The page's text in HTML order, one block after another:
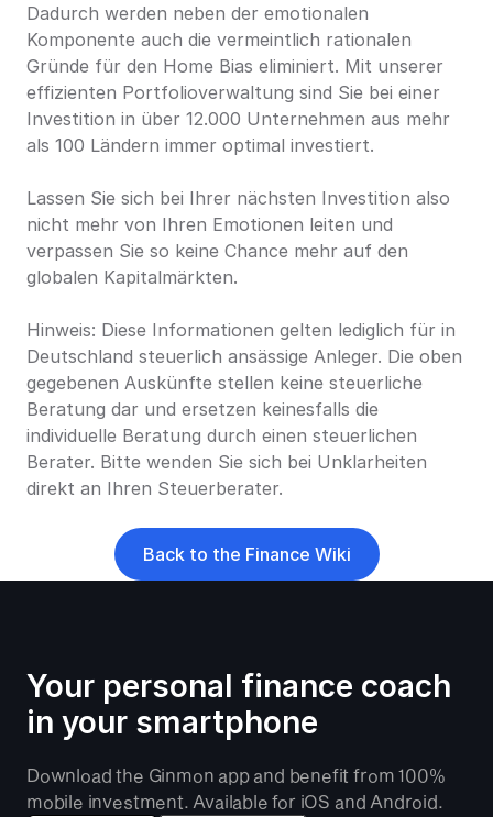
Dadurch werden neben der emotionalen
Komponente auch die vermeintlich rationalen
Gründe für den Home Bias eliminiert. Mit unserer
effizienten Portfolioverwaltung sind Sie bei einer
Investition in über 12.000 Unternehmen aus mehr
als 100 Ländern immer optimal investiert.
Lassen Sie sich bei Ihrer nächsten Investition also
nicht mehr von Ihren Emotionen leiten und
verpassen Sie so keine Chance mehr auf den
globalen Kapitalmärkten.
Hinweis: Diese Informationen gelten lediglich für in
Deutschland steuerlich ansässige Anleger. Die oben
gegebenen Auskünfte stellen keine steuerliche
Beratung dar und ersetzen keinesfalls die
individuelle Beratung durch einen steuerlichen
Berater. Bitte wenden Sie sich bei Unklarheiten
direkt an Ihren Steuerberater.
Back to the Finance Wiki
Your personal finance coach
in your smartphone
Download the Ginmon app and benefit from 100%
mobile investment. Available for iOS and Android.